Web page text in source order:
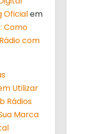
Oficialem
Como
com
Utilizar
Rádios
Marca